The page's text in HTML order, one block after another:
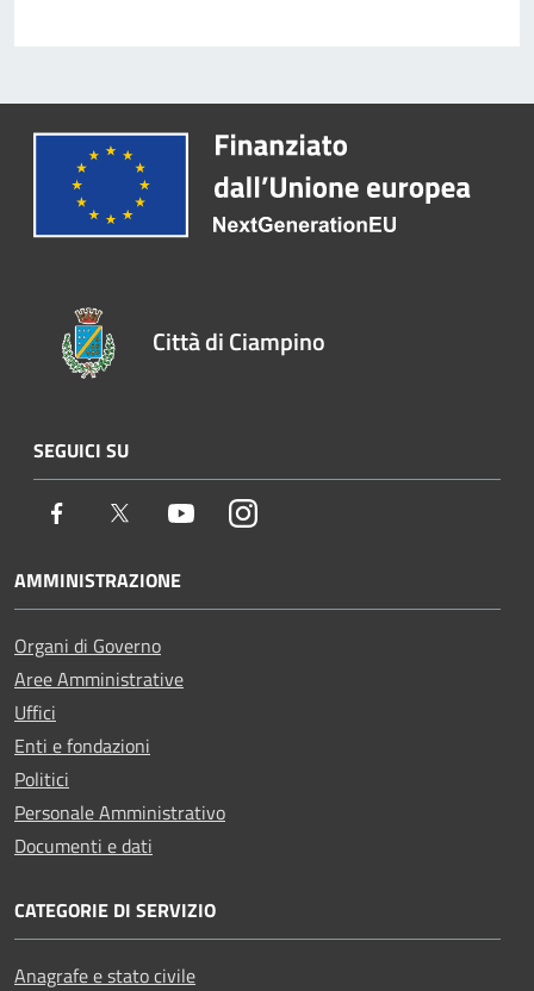
Città di Ciampino
SEGUICI SU
Facebook Twitter YoutubeInstagram
AMMINISTRAZIONE
Organi di Governo
Aree Amministrative
Uffici
Enti e fondazioni
Politici
Personale Amministrativo
Documenti e dati
CATEGORIE DI SERVIZIO
Anagrafe e stato civile